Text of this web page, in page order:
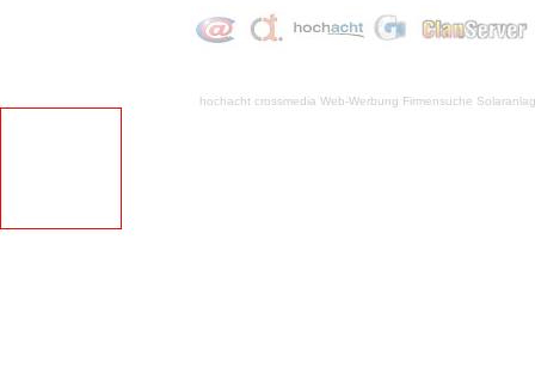
hochacht crossmedia Web-Werbung Firmensuche